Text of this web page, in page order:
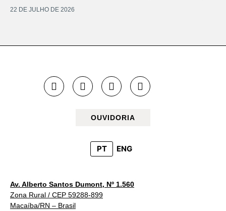
22 DE JULHO DE 2026
OUVIDORIA
PT ENG
Av. Alberto Santos Dumont, Nº 1.560
Zona Rural / CEP 59288-899
Macaíba/RN – Brasil